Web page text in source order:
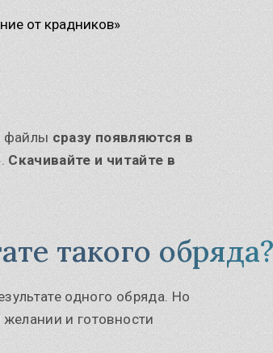
от крадников»
файлы сразу появляются в
Скачивайте и читайте в
такого обряда?
одного обряда. Но
и готовности